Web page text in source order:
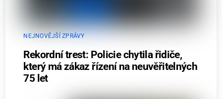
NEJNOVĚJŠÍ ZPRÁVY
Rekordní trest: Policie chytila řidiče,
který má zákaz řízení na neuvěřitelných
75 let